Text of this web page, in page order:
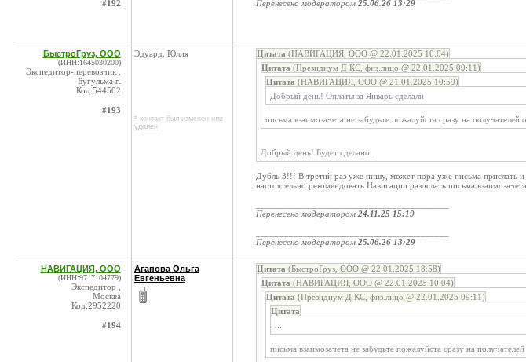
#192
Перенесено модератором 25.06.26 13:29
БыстроГруз, ООО
(ИНН:1645030200)
Экспедитор-перевозчик ,
Бугульма г.
Код:544502
#193
Эдуард, Юлия
* контакт был изменен или
удален
Цитата (НАВИГАЦИЯ, ООО @ 22.01.2025 10:04)
Цитата (Президиум Д КС, физ.лицо @ 22.01.2025 09:11)
Цитата (НАВИГАЦИЯ, ООО @ 21.01.2025 10:59)
Добрый день! Оплаты за Январь сделали
письма взаимозачета не забудьте пожалуйста сразу на
Добрый день! Будет сделано.
Дубль 3!!! В третий раз уже пишу, может пора уже письма прислать и
настоятельно рекомендовать Навигации разослать письма
Перенесено модератором 24.11.25 15:19
Перенесено модератором 25.06.26 13:29
НАВИГАЦИЯ, ООО
(ИНН:9717104779)
Экспедитор ,
Москва
Код:2952220
#194
Агапова Ольга
Евгеньевна
Цитата (БыстроГруз, ООО @ 22.01.2025 18:58)
Цитата (НАВИГАЦИЯ, ООО @ 22.01.2025 10:04)
Цитата (Президиум Д КС, физ.лицо @ 22.01.2025 09:11)
Цитата
письма взаимозачета не забудьте пожалуйста сразу на